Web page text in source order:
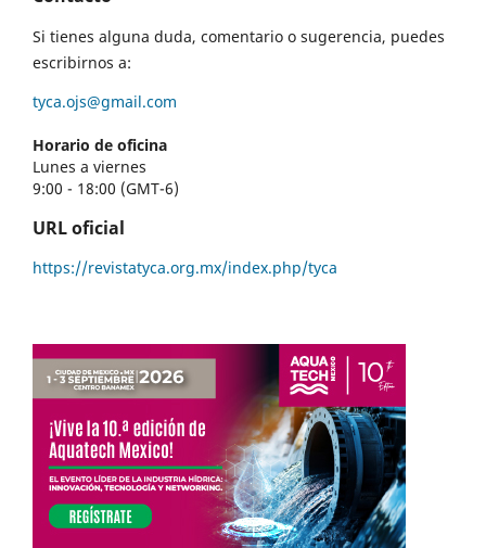
Si tienes alguna duda, comentario o sugerencia, puedes
escribirnos a:
tyca.ojs@gmail.com
Horario de oficina
Lunes a viernes
9:00 - 18:00 (GMT-6)
URL oficial
https://revistatyca.org.mx/index.php/tyca